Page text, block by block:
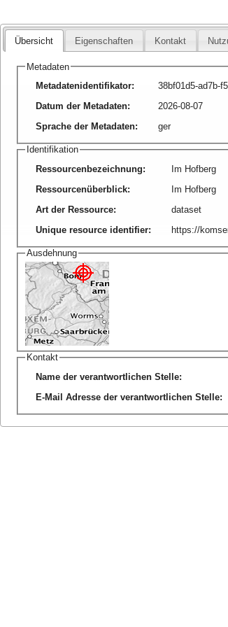
Übersicht Eigenschaften Kontakt
Metadaten
Metadatenidentifikator:
38bf01d5-ad7b-
Datum der Metadaten:
2026-08-07
Sprache der Metadaten: ger
Identifikation
Ressourcenbezeichnung:
Im Hofberg
Ressourcenüberblick:
Im Hofberg
Art der Ressource:
dataset
Unique resource identifier: https://
Ausdehnung
Kontakt
Name der verantwortlichen Stelle:
E-Mail Adresse der verantwortlichen Stelle: